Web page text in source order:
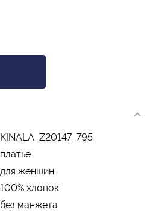
KINALA_Z20147_795
платье
для женщин
100% хлопок
без манжета